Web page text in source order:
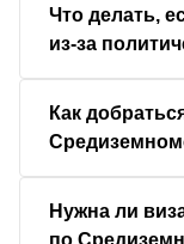
Что делать,
из-за
Как
Нужна ли
по